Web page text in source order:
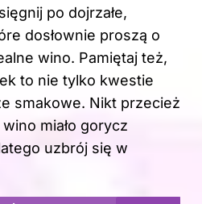
po dojrzałe,
dosłownie proszą o
wino. Pamiętaj też,
to nie tylko kwestie
smakowe. Nikt przecież
miało gorycz
uzbrój się w